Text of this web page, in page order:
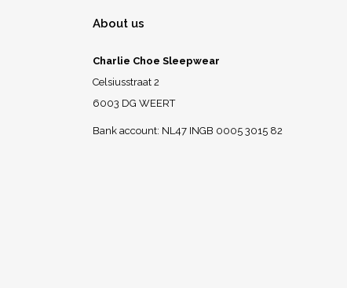
About us
Charlie Choe Sleepwear
Celsiusstraat 2
6003 DG WEERT
Bank account: NL47 INGB 0005 3015 82